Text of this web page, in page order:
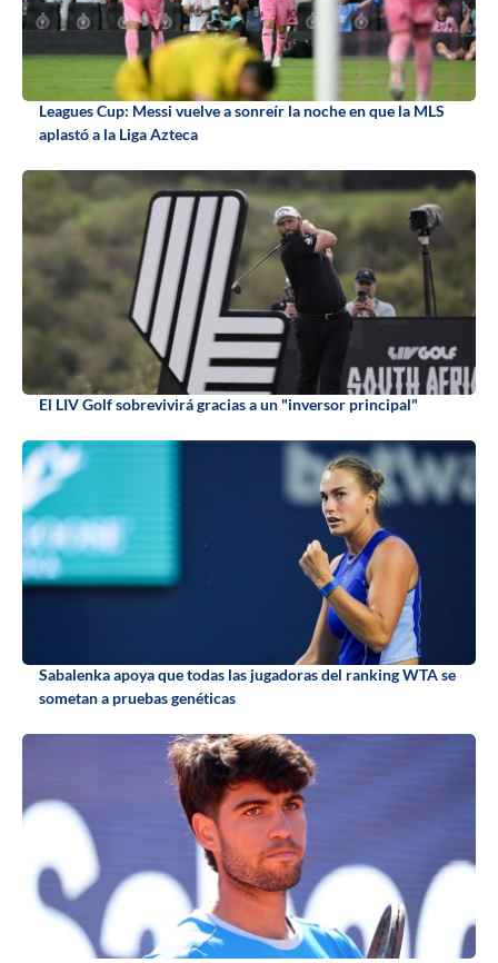
Leagues Cup: Messi vuelve a sonreír la noche en que la MLS
aplastó a la Liga Azteca
El LIV Golf sobrevivirá gracias a un "inversor principal"
Sabalenka apoya que todas las jugadoras del ranking WTA se
sometan a pruebas genéticas